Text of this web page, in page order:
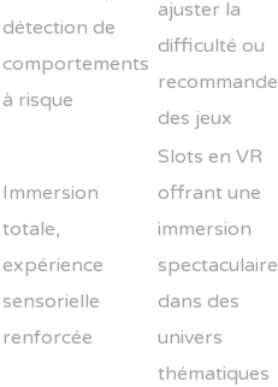
détection de
comportements
à risque
ajuster la
difficulté ou
des jeux
Immersion
totale,
expérience
sensorielle
renforcée
Slots en VR
offrant une
immersion
spectaculaire
dans des
univers
thématiques